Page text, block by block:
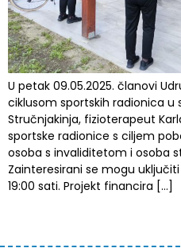
U petak 09.05.2025. članovi
ciklusom sportskih radionica u
Stručnjakinja, fizioterapeut
sportske radionice s ciljem
osoba s invaliditetom i osoba
Zainteresirani se mogu
19:00 sati. Projekt financira […]